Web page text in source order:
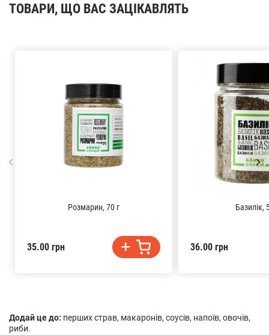
Додай це до: перших страв, макаронів, соусів, напоїв, овочів,
риби.
ТОВАРИ, ЩО ВАС ЗАЦІКАВЛЯТЬ
Розмарин, 70 г
35.00 грн
Базилік,
36.00 грн